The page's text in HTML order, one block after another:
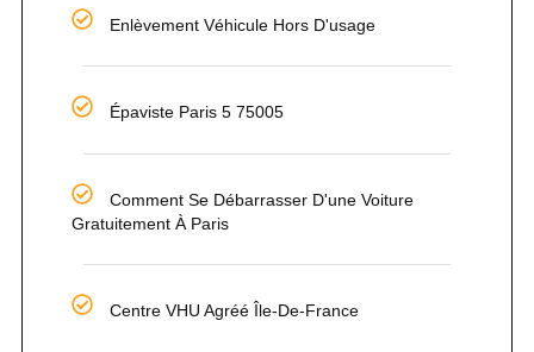
Enlèvement Véhicule Hors D'usage
Épaviste Paris 5 75005
Comment Se Débarrasser D'une Voiture
Gratuitement À Paris
Centre VHU Agréé Île-De-France